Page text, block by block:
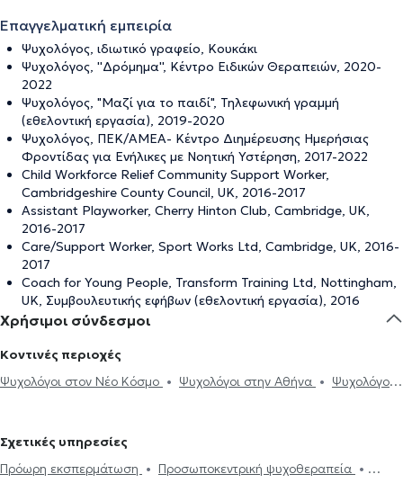
Επαγγελματική εμπειρία
Ψυχολόγος, ιδιωτικό γραφείο, Κουκάκι
Ψυχολόγος, ''Δρόμημα'', Κέντρο Ειδικών Θεραπειών, 2020-
2022
Ψυχολόγος, "Μαζί για το παιδί", Τηλεφωνική γραμμή
(εθελοντική εργασία), 2019-2020
Ψυχολόγος, ΠΕΚ/ΑΜΕΑ- Κέντρο Διημέρευσης Ημερήσιας
Φροντίδας για Ενήλικες με Νοητική Υστέρηση, 2017-2022
Child Workforce Relief Community Support Worker,
Cambridgeshire County Council, UK, 2016-2017
Assistant Playworker, Cherry Hinton Club, Cambridge, UK,
2016-2017
Care/Support Worker, Sport Works Ltd, Cambridge, UK, 2016-
2017
Coach for Young People, Transform Training Ltd, Nottingham,
UK, Συμβουλευτικής εφήβων (εθελοντική εργασία), 2016
Χρήσιμοι σύνδεσμοι
Κοντινές περιοχές
Ψυχολόγοι στον Νέο Κόσμο
Ψυχολόγοι στην Αθήνα
Ψυχολόγοι
Ψυχολόγοι στο Μοναστηράκι
στη Νέα Σμύρνη
Ψυχολόγοι στη Δάφνη
Ψυχολόγοι στον
Σχετικές υπηρεσίες
Πρόωρη εκσπερμάτωση
Προσωποκεντρική ψυχοθεραπεία